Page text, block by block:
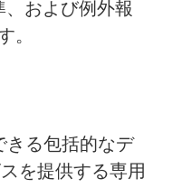
、および例外報
。
きる包括的なデ
を提供する専用